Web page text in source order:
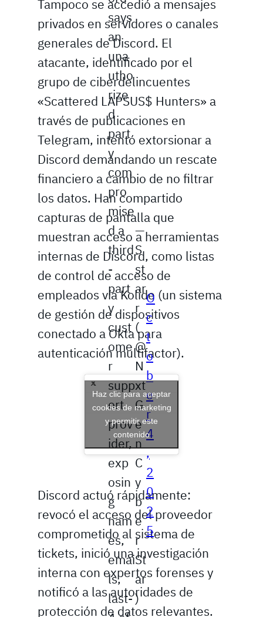
Tampoco se accedió a mensajes
privados en servidores o canales
generales de Discord. El
atacante, identificado por el
grupo de ciberdelincuentes
«Scattered LAPSUS$ Hunters» a
través de publicaciones en
Telegram, intentó extorsionar a
Discord demandando un rescate
financiero a cambio de no filtrar
los datos. Han compartido
capturas de pantalla que
muestran acceso a herramientas
internas de Discord, como listas
de control de acceso de
empleados vía Kolide (un sistema
de gestión de dispositivos
conectado a Okta para
autenticación multifactor).
says
an
una
utho
rize
d
part
y
com
pro
mise
d a
third
-
part
y
cust
ome
r
supp
ort
prov
ider,
exp
osin
g
nam
es,
emai
ls,
last-
—
S
st
ar
r
(
@
N
xt
G
e
n
C
y
b
e
r
St
ar
)
O
c
t
o
b
e
r
4
,
2
0
2
5
Haz clic para aceptar
cookies de marketing
y permitir este
contenido
Discord actuó rápidamente:
revocó el acceso del proveedor
comprometido al sistema de
tickets, inició una investigación
interna con expertos forenses y
notificó a las autoridades de
protección de datos relevantes.